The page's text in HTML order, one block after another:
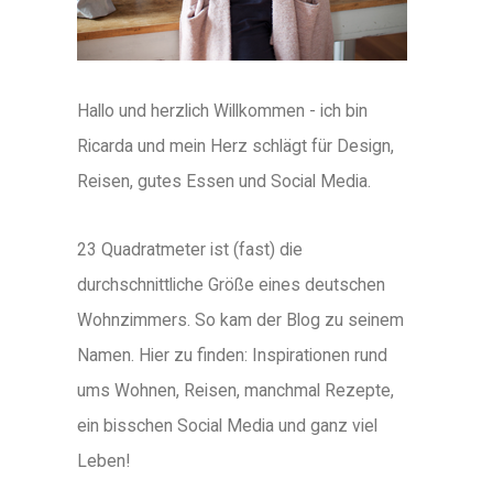
Hallo und herzlich Willkommen - ich bin
Ricarda und mein Herz schlägt für Design,
Reisen, gutes Essen und Social Media.
23 Quadratmeter ist (fast) die
durchschnittliche Größe eines deutschen
Wohnzimmers. So kam der Blog zu seinem
Namen. Hier zu finden: Inspirationen rund
ums Wohnen, Reisen, manchmal Rezepte,
ein bisschen Social Media und ganz viel
Leben!